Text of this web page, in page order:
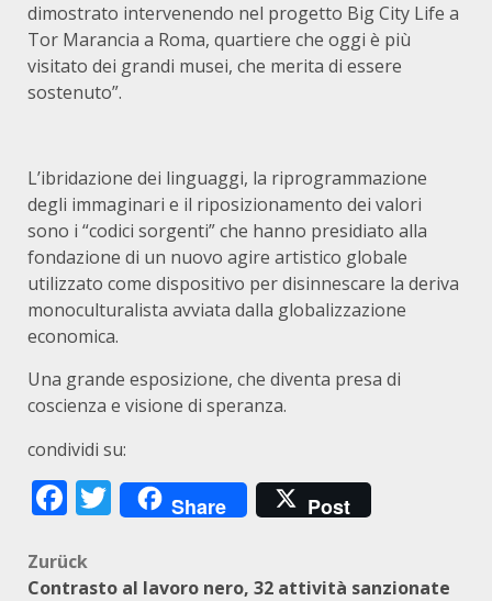
dimostrato intervenendo nel progetto Big City Life a
Tor Marancia a Roma, quartiere che oggi è più
visitato dei grandi musei, che merita di essere
sostenuto”.
L’ibridazione dei linguaggi, la riprogrammazione
degli immaginari e il riposizionamento dei valori
sono i “codici sorgenti” che hanno presidiato alla
fondazione di un nuovo agire artistico globale
utilizzato come dispositivo per disinnescare la deriva
monoculturalista avviata dalla globalizzazione
economica.
Una grande esposizione, che diventa presa di
coscienza e visione di speranza.
condividi su:
Facebook
Twitter
Share Post
Beitragsnavigation
Zurück
Contrasto al lavoro nero, 32 attività sanzionate